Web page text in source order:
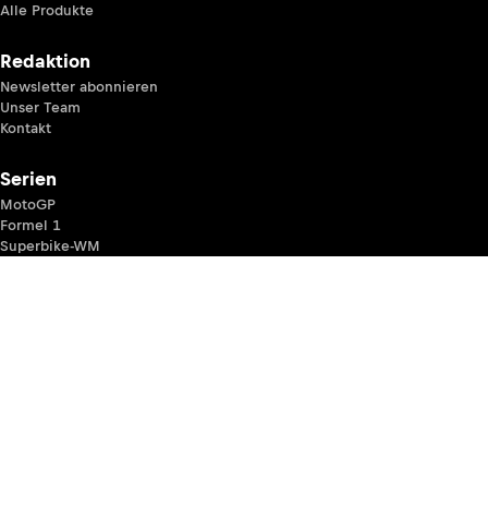
Alle Produkte
Redaktion
Newsletter abonnieren
Unser Team
Kontakt
Serien
MotoGP
Formel 1
Superbike-WM